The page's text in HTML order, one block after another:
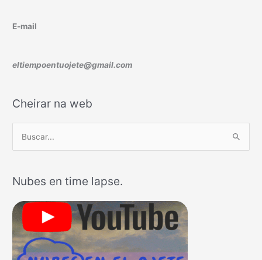
E-mail
eltiempoentuojete@gmail.com
Cheirar na web
c
a
p
o
Nubes en time lapse.